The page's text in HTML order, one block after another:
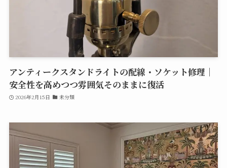
アンティークスタンドライトの配線・ソケット修理｜
安全性を高めつつ雰囲気そのままに復活
2026年2月15日 未分類